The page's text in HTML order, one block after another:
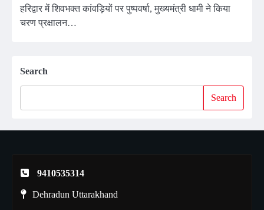
हरिद्वार में शिवभक्त कांवड़ियों पर पुष्पवर्षा, मुख्यमंत्री धामी ने किया
चरण प्रक्षालन…
Search
Search
9410535314
Dehradun Uttarakhand